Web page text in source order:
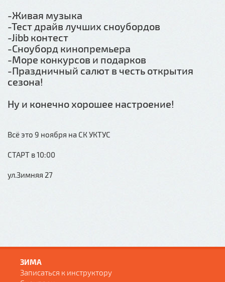
-Живая музыка
-Тест драйв лучших сноубордов
-Jibb контест
-Сноуборд кинопремьера
-Море конкурсов и подарков
-Праздничный салют в честь открытия
сезона!
Ну и конечно хорошее настроение!
Всё это 9 ноября на СК УКТУС
СТАРТ в 10:00
ул.Зимняя 27
ЗИМА
Записаться к инструктору